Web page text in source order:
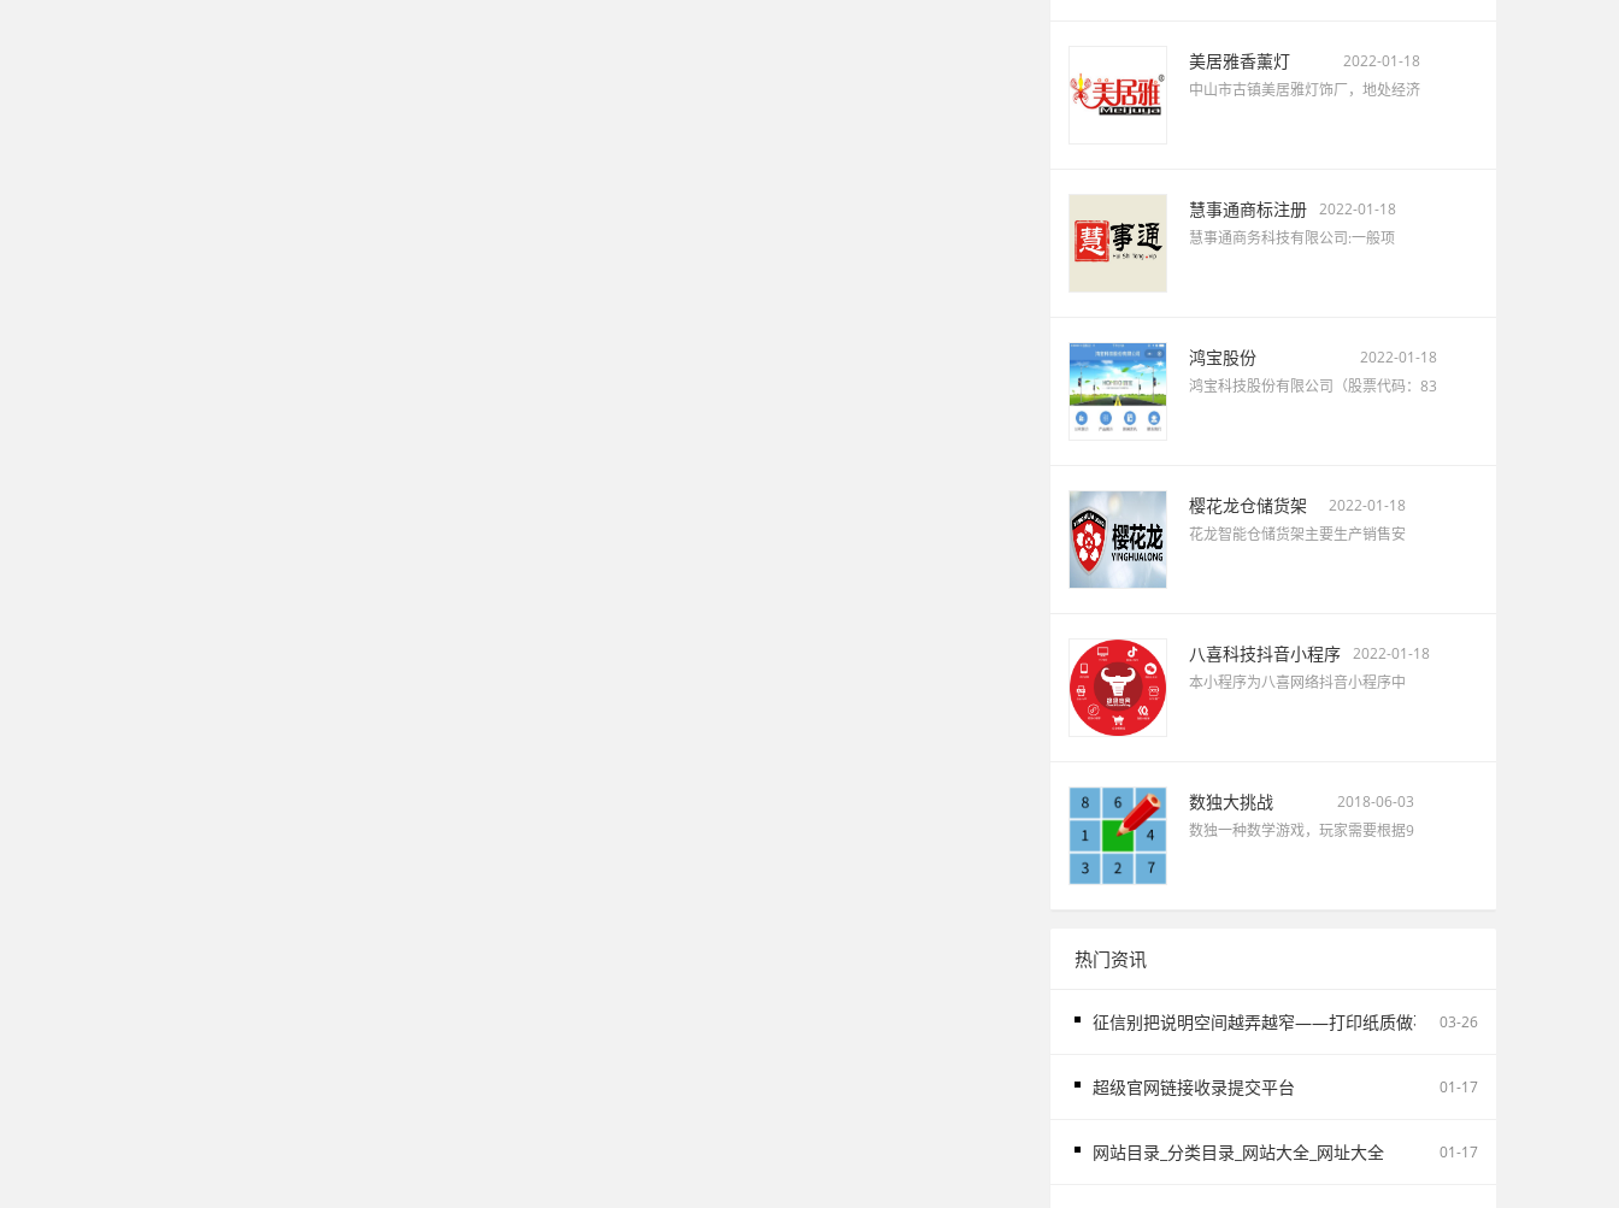
美居雅香薰灯
2022-01-18
中山市古镇美居雅灯饰厂，地处经济
慧事通商标注册 2022-01-18
慧事通商务科技有限公司:一般项
鸿宝股份
2022-01-18
鸿宝科技股份有限公司（股票代码：83
樱花龙仓储货架
2022-01-18
花龙智能仓储货架主要生产销售安
八喜科技抖音小程序 2022-01-18
本小程序为八喜网络抖音小程序中
数独大挑战
2018-06-03
数独一种数学游戏，玩家需要根据9
热门资讯
征信别把说明空间越弄越窄——打印纸质做不了报告无痕PS修改和如
03-26
超级官网链接收录提交平台 01-17
网站目录_分类目录_网站大全_网址大全 01-17